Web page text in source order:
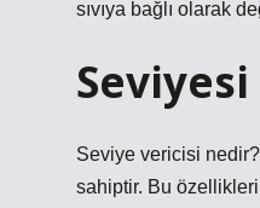
sıvıya bağlı olarak
Seviye vericisi
sahiptir. Bu